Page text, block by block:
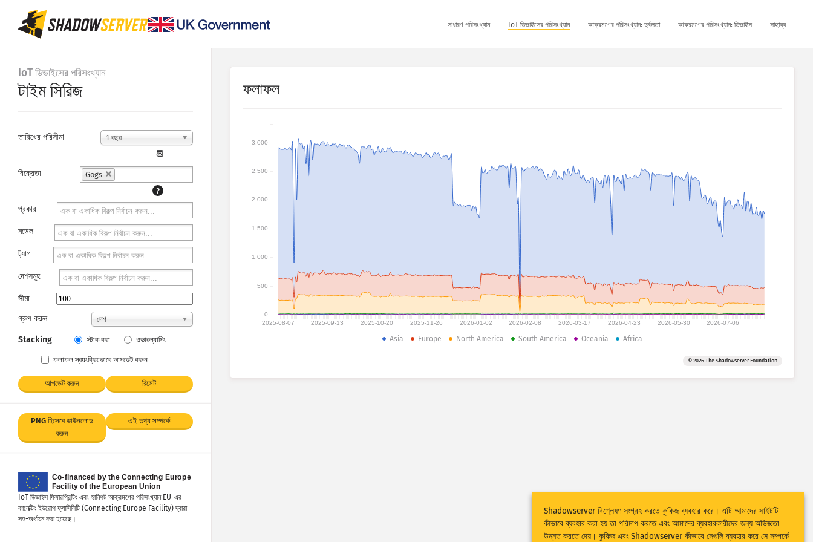
সাধারণ পরিসংখ্যান IoT ডিভাইসের পরিসংখ্যান আক্রমণের পরিসংখ্যান: দুর্বলতা আক্রমণের পরিসংখ্যান: ডিভাইস সাহায্য
IoT ডিভাইসের পরিসংখ্যান
টাইম সিরিজ
তারিখের পরিসীমা 1 বছর
📆
বিক্রেতা
Gogs
?
প্রকার
মডেল
ট্যাগ
দেশসমূহ
সীমা
গ্রুপ করুন
দেশ
Stacking স্টাক করা ওভারল্যাপিং
ফলাফল স্বয়ংক্রিয়ভাবে আপডেট করুন
আপডেট করুন রিসেট
PNG হিসেবে ডাউনলোড
করুন
এই তথ্য সম্পর্কে
IoT ডিভাইস ফিঙ্গারপ্রিন্টিং এবং হানিপট আক্রমণের পরিসংখ্যান EU-এর
কানেক্টিং ইউরোপ ফ্যাসিলিটি (Connecting Europe Facility) দ্বারা
সহ-অর্থায়ন করা হয়েছে।
ফলাফল
2025-08-07 2025-09-13 2025-10-20 2025-11-26 2026-01-02 2026-02-08 2026-03-17 2026-04-23 2026-05-30 2026-07-06
0
500
1,000
1,500
2,000
2,500
3,000
Asia Europe North America South America Oceania Africa
© 2026 The Shadowserver Foundation
Shadowserver বিশ্লেষণ সংগ্রহ করতে কুকিজ ব্যবহার করে। এটি আমাদের সাইটটি
কীভাবে ব্যবহার করা হয় তা পরিমাপ করতে এবং আমাদের ব্যবহারকারীদের জন্য অভিজ্ঞতা
উন্নত করতে দেয়। কুকিজ এবং Shadowserver কীভাবে সেগুলি ব্যবহার করে সে সম্পর্কে